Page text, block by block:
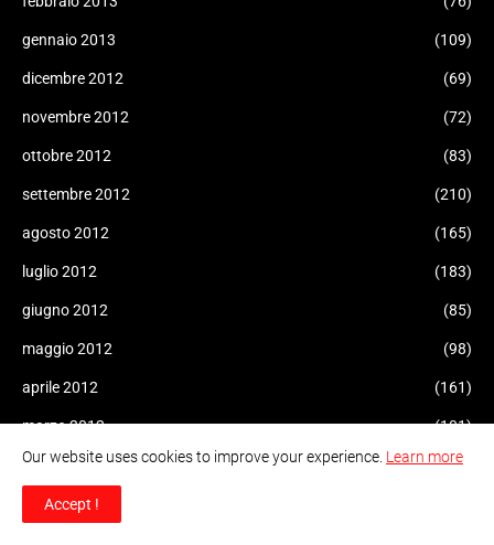
gennaio 2013 (109)
dicembre 2012 (69)
novembre 2012 (72)
ottobre 2012 (83)
settembre 2012 (210)
agosto 2012 (165)
luglio 2012 (183)
giugno 2012 (85)
maggio 2012 (98)
aprile 2012 (161)
marzo 2012 (101)
febbraio 2012 (38)
gennaio 2012
Our website uses cookies to improve your experience. Learn more
Accept !